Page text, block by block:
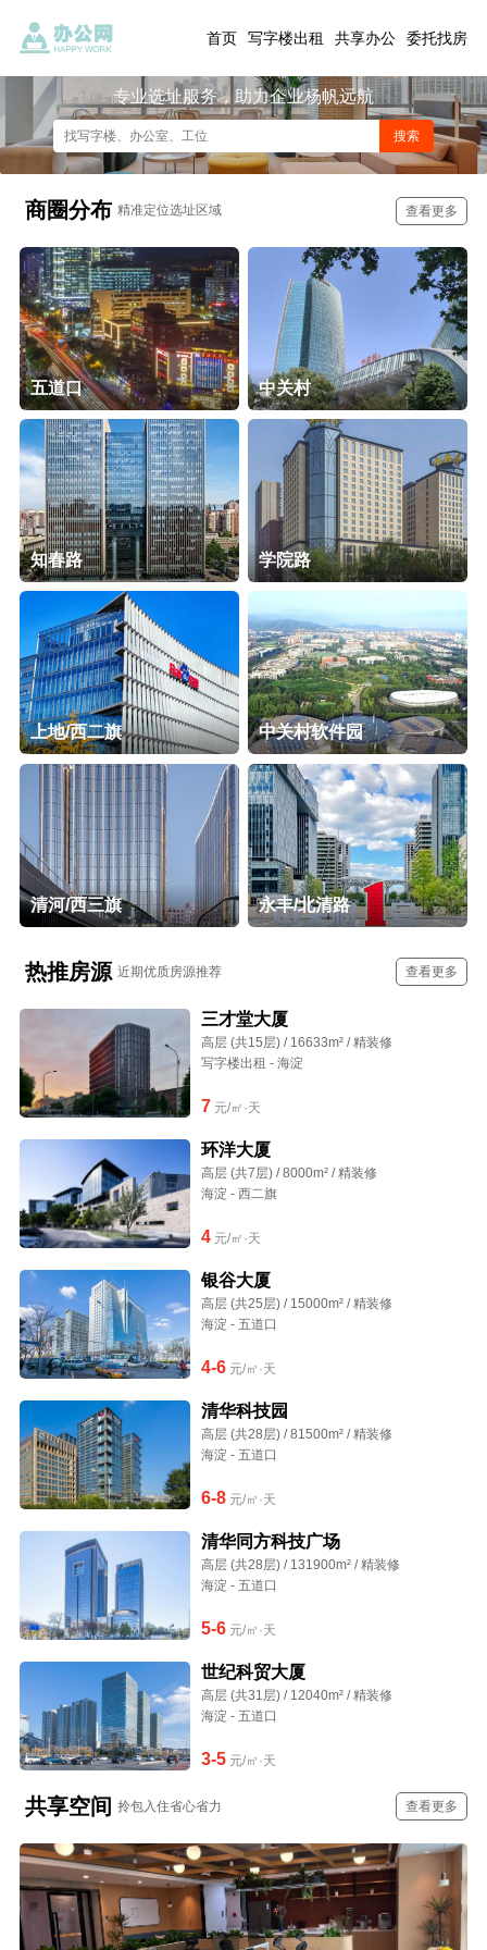
首页 写字楼出租 共享办公 委托找房
专业选址服务，助力企业杨帆远航
商圈分布 精准定位选址区域 查看更多
五道口 中关村
知春路 学院路
上地/西二旗 中关村软件园
清河/西三旗 永丰/北清路
热推房源 近期优质房源推荐 查看更多
三才堂大厦
高层 (共15层) / 16633m² / 精装修
写字楼出租 - 海淀
7 元/㎡·天
环洋大厦
高层 (共7层) / 8000m² / 精装修
海淀 - 西二旗
4元/㎡·天
银谷大厦
高层 (共25层) / 15000m² / 精装修
海淀 - 五道口
4-6元/㎡·天
清华科技园
高层 (共28层) / 81500m² / 精装修
海淀 - 五道口
6-8元/㎡·天
清华同方科技广场
高层 (共28层) / 131900m² / 精装修
海淀 - 五道口
5-6元/㎡·天
世纪科贸大厦
高层 (共31层) / 12040m² / 精装修
海淀 - 五道口
3-5元/㎡·天
共享空间 拎包入住省心省力 查看更多